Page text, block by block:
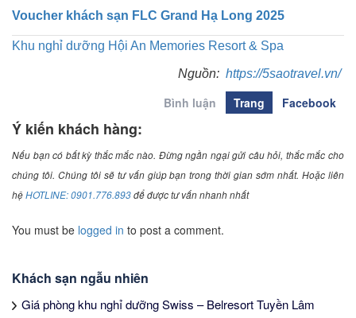
Voucher khách sạn FLC Grand Hạ Long 2025
Khu nghỉ dưỡng Hội An Memories Resort & Spa
Nguồn: https://5saotravel.vn/
Bình luận Trang Facebook
Ý kiến khách hàng:
Nếu bạn có bất kỳ thắc mắc nào. Đừng ngần ngại gửi câu hỏi, thắc mắc cho
chúng tôi. Chúng tôi sẽ tư vấn giúp bạn trong thời gian sớm nhất. Hoặc liên
hệHOTLINE: 0901.776.893để được tư vấn nhanh nhất
You must be logged in to post a comment.
Khách sạn ngẫu nhiên
Giá phòng khu nghỉ dưỡng Swiss – Belresort Tuyền Lâm